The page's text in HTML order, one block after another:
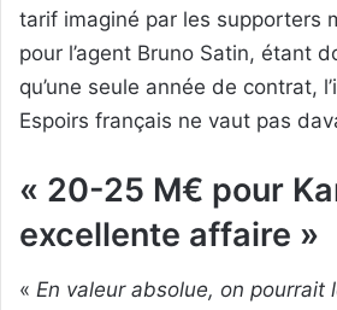
tarif imaginé par les supporters
pour l’agent Bruno Satin, étant
qu’une seule année de contrat,
Espoirs français ne vaut pas
« 20-25 M€ pour
excellente affaire »
« En valeur absolue, on pourrait